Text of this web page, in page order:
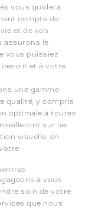
vous guidera
compte de
et de vos
assurons le
vous puissiez
et à votre
une gamme
qualité, y compris
optimale à toutes
sur les
visuelle, en
à vous
soin de votre
que nous